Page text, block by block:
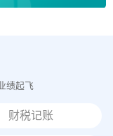
绩起飞
财税记账